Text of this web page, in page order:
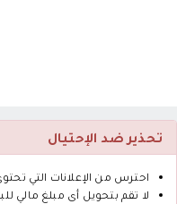
تحذير ضد الإحتيال
احترس من الإعلانات التي
لا تقم بتحويل أى مبلغ مالي